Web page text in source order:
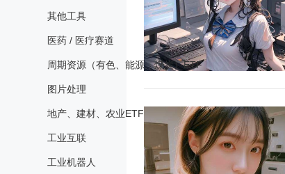
其他工具
医药 / 医疗赛道
周期资源（有色、能源、煤炭）ETF
图片处理
地产、建材、农业ETF
工业互联
工业机器人